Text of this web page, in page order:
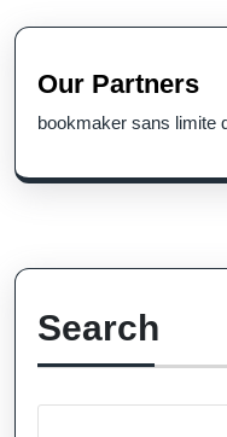
Our Partners
bookmaker sans limite
Search